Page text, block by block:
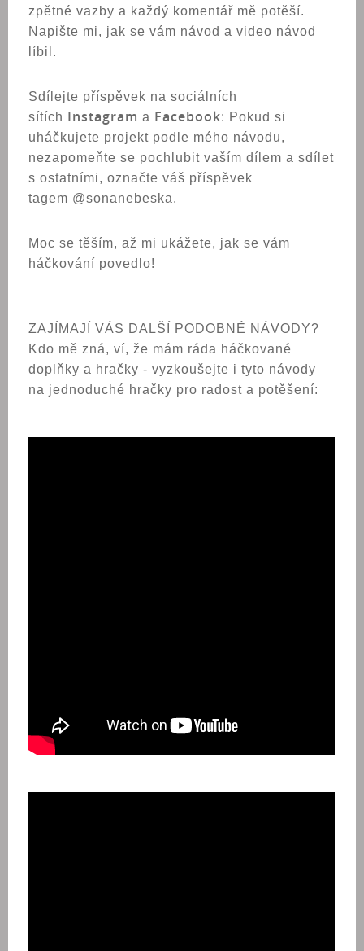
zpětné vazby a každý komentář mě potěší.
Napište mi, jak se vám návod a video návod
líbil.
Sdílejte příspěvek na sociálních
sítích Instagram a Facebook: Pokud si
uháčkujete projekt podle mého návodu,
nezapomeňte se pochlubit vaším dílem a sdílet
s ostatními, označte váš příspěvek
tagem @sonanebeska.
Moc se těším, až mi ukážete, jak se vám
háčkování povedlo!
ZAJÍMAJÍ VÁS DALŠÍ PODOBNÉ NÁVODY?
Kdo mě zná, ví, že mám ráda háčkované
doplňky a hračky - vyzkoušejte i tyto návody
na jednoduché hračky pro radost a potěšení: